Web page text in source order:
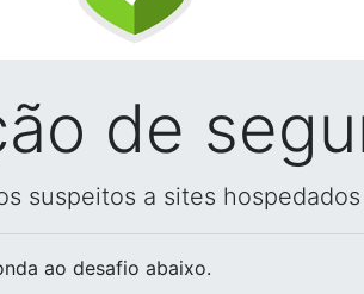
de
suspeitos a sites
ao desafio abaixo.